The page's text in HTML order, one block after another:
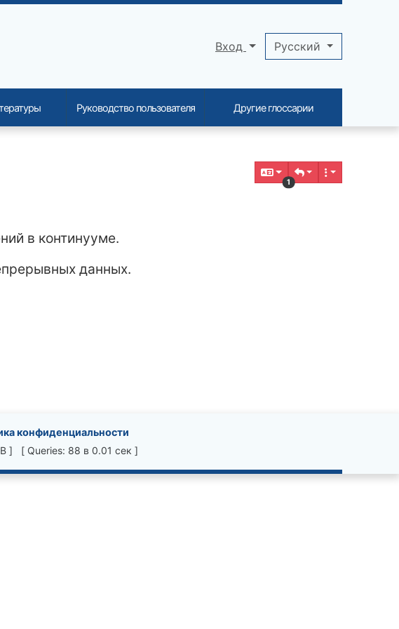
1
в континууме.
данных.
конфиденциальности
] [ Queries: 88 в 0.01 сек ]
Вход Pусский
Руководство пользователя Другие глоссарии